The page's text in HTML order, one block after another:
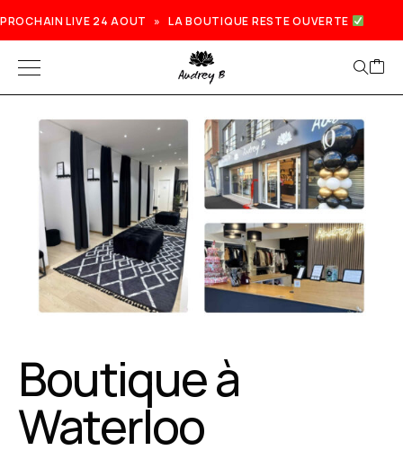
PROCHAIN LIVE 24 AOUT » LA BOUTIQUE RESTE OUVERTE
Boutique à
Waterloo